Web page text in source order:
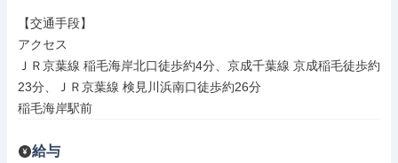
【交通手段】
アクセス
ＪＲ京葉線 稲毛海岸北口徒歩約4分、京成千葉線 京成稲毛徒歩約
23分、ＪＲ京葉線 検見川浜南口徒歩約26分
稲毛海岸駅前
給与